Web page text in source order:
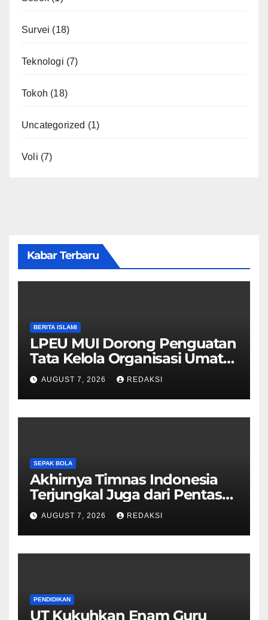
Survei (18)
Teknologi (7)
Tokoh (18)
Uncategorized (1)
Voli (7)
Kabar Terbaru
BERITA ISLAMI
LPEU MUI Dorong Penguatan
Tata Kelola Organisasi Umat
Lebih Profesional
AUGUST 7, 2026 REDAKSI
SEPAK BOLA
Akhirnya Timnas Indonesia
Terjungkal Juga dari Pentas
Piala AFF 2026
AUGUST 7, 2026 REDAKSI
PENDIDIKAN
UT Kukuhkan Enam Guru